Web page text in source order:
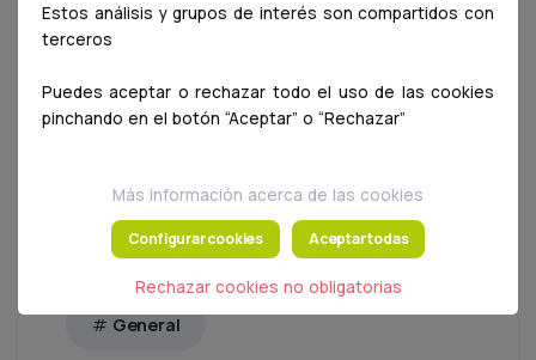
pueda completarse con una base jurídica
sólida, una metodología formativa adecuada y
una delimitación clara de funciones, en
beneficio del sector veterinario, de los centros
General
Estos análisis y grupos de interés son compartidos con
terceros
Puedes aceptar o rechazar todo el uso de las cookies
pinchando en el botón “Aceptar” o “Rechazar”
Más información acerca de las cookies
Configurar cookies Aceptar todas
Rechazar cookies no obligatorias